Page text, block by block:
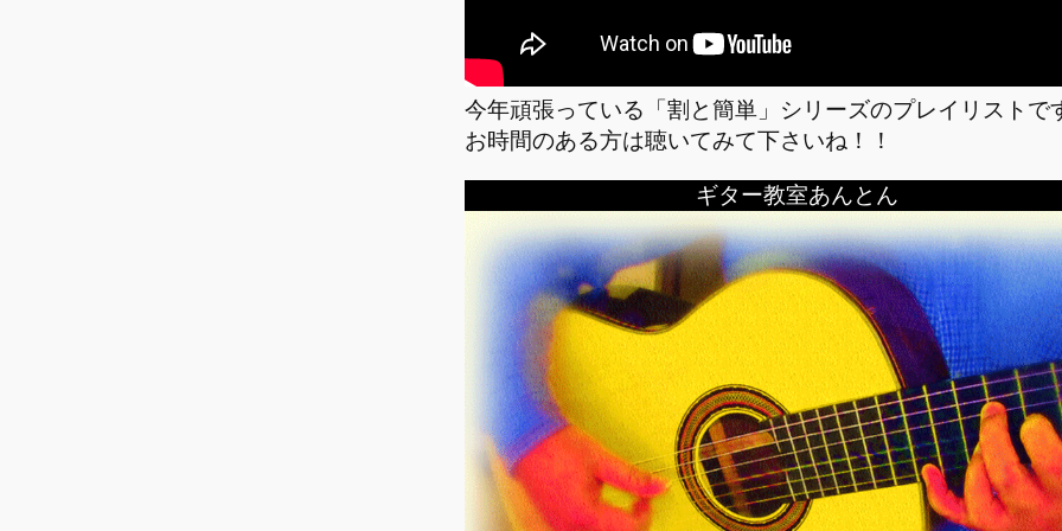
今年頑張っている「割と簡単」シリーズのプレイリストで
お時間のある方は聴いてみて下さいね！！
ギター教室あんとん